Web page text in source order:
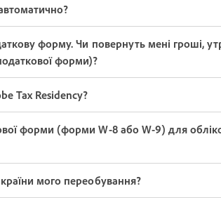
форму. Чи повернуть мені гроші,
форми)?
Tax Residency?
форми (форми W-8 або W-9) для
мого переобування?